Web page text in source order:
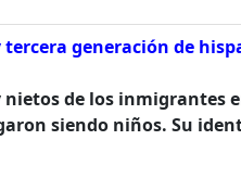
generación de
de los
siendo niños. Su